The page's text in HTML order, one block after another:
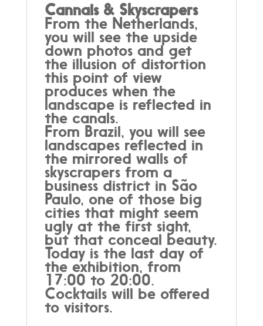
Cannals & Skyscrapers
From the Netherlands,
you will see the upside
down photos and get
the illusion of distortion
this point of view
produces when the
landscape is reflected in
the canals.
From Brazil, you will see
landscapes reflected in
the mirrored walls of
skyscrapers from a
business district in São
Paulo, one of those big
cities that might seem
ugly at the first sight,
but that conceal beauty.
Today is the last day of
the exhibition, from
17:00 to 20:00.
Cocktails will be offered
to visitors.